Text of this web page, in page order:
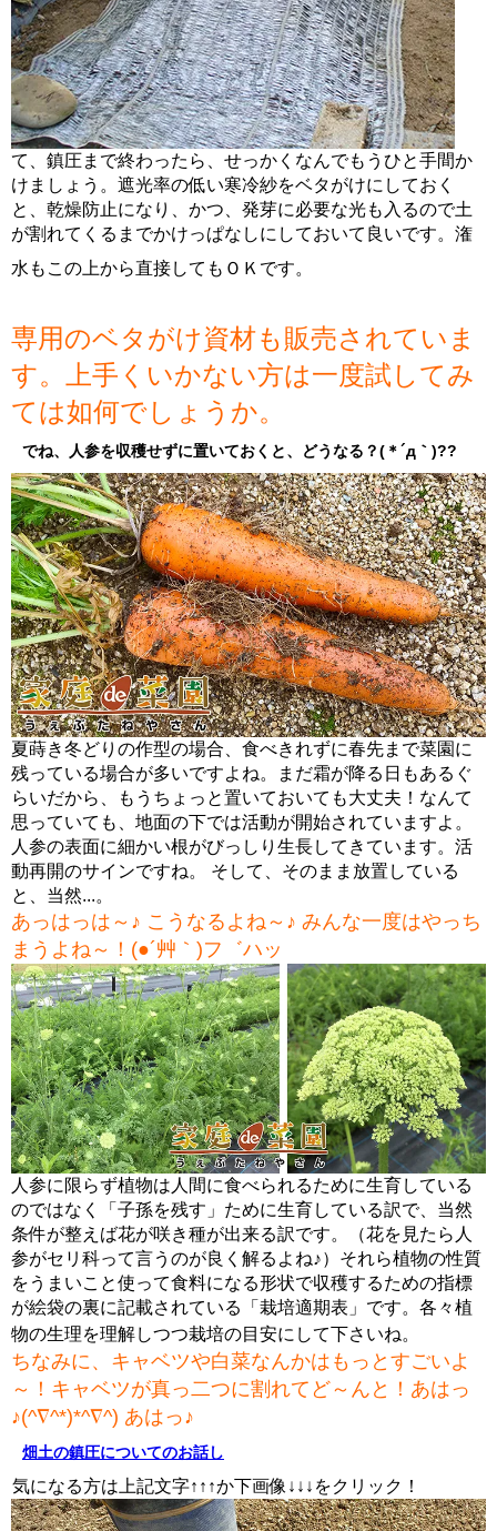
て、鎮圧まで終わったら、せっかくなんでもうひと手間か
けましょう。遮光率の低い寒冷紗をベタがけにしておく
と、乾燥防止になり、かつ、発芽に必要な光も入るので土
が割れてくるまでかけっぱなしにしておいて良いです。潅
水もこの上から直接してもＯＫです。
専用のベタがけ資材も販売されていま
す。上手くいかない方は一度試してみ
ては如何でしょうか。
でね、人参を収穫せずに置いておくと、どうなる？(＊´д｀)??
夏蒔き冬どりの作型の場合、食べきれずに春先まで菜園に
残っている場合が多いですよね。まだ霜が降る日もあるぐ
らいだから、もうちょっと置いておいても大丈夫！なんて
思っていても、地面の下では活動が開始されていますよ。
人参の表面に細かい根がびっしり生長してきています。活
動再開のサインですね。 そして、そのまま放置している
と、当然...。
あっはっは～♪ こうなるよね～♪ みんな一度はやっち
まうよね～！(●´艸｀)フ゛ハッ
人参に限らず植物は人間に食べられるために生育している
のではなく「子孫を残す」ために生育している訳で、当然
条件が整えば花が咲き種が出来る訳です。（花を見たら人
参がセリ科って言うのが良く解るよね♪）それら植物の性質
をうまいこと使って食料になる形状で収穫するための指標
が絵袋の裏に記載されている「栽培適期表」です。各々植
物の生理を理解しつつ栽培の目安にして下さいね。
ちなみに、キャベツや白菜なんかはもっとすごいよ
～！キャベツが真っ二つに割れてど～んと！あはっ
♪(^∇^*)*^∇^) あはっ♪
畑土の鎮圧についてのお話し
気になる方は上記文字↑↑↑か下画像↓↓↓をクリック！